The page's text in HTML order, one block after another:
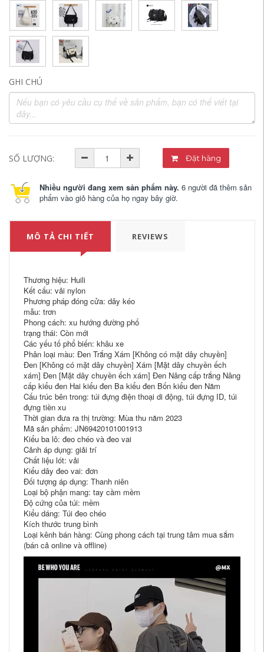
GHI CHÚ
SỐ LƯỢNG: Đặt hàng
Nhiều người đang xem sản phẩm này. 6 người đã thêm sản
phẩm vào giỏ hàng của họ ngay bây giờ.
MÔ TẢ CHI TIẾT REVIEWS
Thương hiệu: Huili
Kết cấu: vải nylon
Phương pháp đóng cửa: dây kéo
mẫu: trơn
Phong cách: xu hướng đường phố
trạng thái: Còn mới
Các yếu tố phổ biến: khâu xe
Phân loại màu: Đen Trắng Xám [Không có mặt dây chuyền]
Đen [Không có mặt dây chuyền] Xám [Mặt dây chuyền ếch
xám] Đen [Mặt dây chuyền ếch xám] Đen Nâng cấp trắng Nâng
cấp kiểu đen Hai kiểu đen Ba kiểu đen Bốn kiểu đen Năm
Cấu trúc bên trong: túi đựng điện thoại di động, túi đựng ID, túi
đựng tiền xu
Thời gian đưa ra thị trường: Mùa thu năm 2023
Mã sản phẩm: JN69420101001913
Kiểu ba lô: đeo chéo và đeo vai
Cảnh áp dụng: giải trí
Chất liệu lót: vải
Kiểu dây đeo vai: đơn
Đối tượng áp dụng: Thanh niên
Loại bộ phận mang: tay cầm mềm
Độ cứng của túi: mềm
Kiểu dáng: Túi đeo chéo
Kích thước trung bình
Loại kênh bán hàng: Cùng phong cách tại trung tâm mua sắm
(bán cả online và offline)